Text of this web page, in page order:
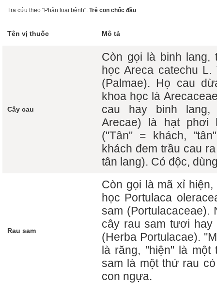
Tra cứu theo "Phân loại bệnh": Trẻ con chốc đầu
Tên vị thuốc Mô tả
Cây cau
Còn gọi là binh lang,
học Areca catechu
(Palmae). Họ cau
khoa học là
cau hay binh lang,
Arecae) là hạt phơi
("Tân" = khách,
khách đem trầu cau
tân lang). Có độc,
Rau sam
Còn gọi là mã xỉ
học Portulaca
sam (Portulacaceae).
cây rau sam tươi
(Herba Portulacae).
là răng, "hiện" là
sam là một thứ rau
con ngựa.